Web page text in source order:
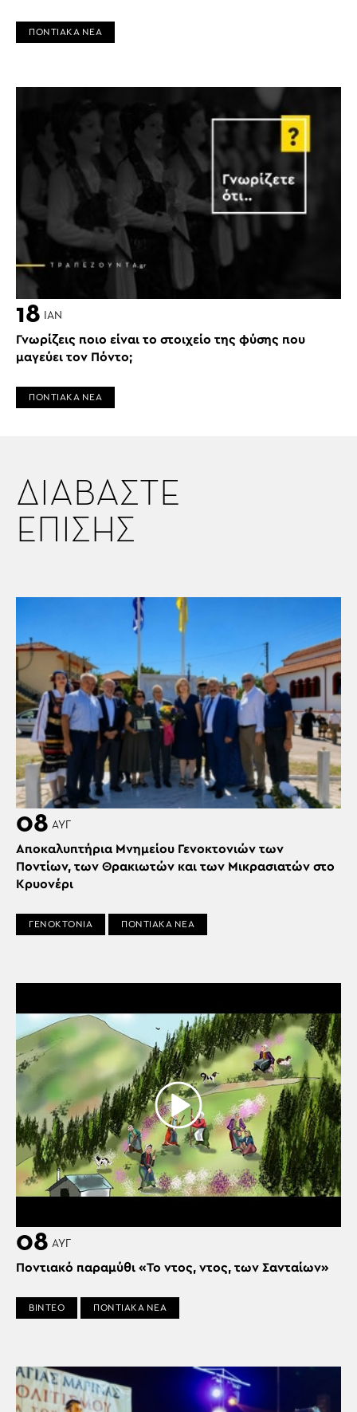
ΠΟΝΤΙΑΚΑ ΝΕΑ
18 ΙΑΝ
Γνωρίζεις ποιο είναι το στοιχείο της φύσης που
μαγεύει τον Πόντο;
ΠΟΝΤΙΑΚΑ ΝΕΑ
ΔΙΑΒΑΣΤΕ
ΕΠΙΣΗΣ
08 ΑΥΓ
Αποκαλυπτήρια Μνημείου Γενοκτονιών των
Ποντίων, των Θρακιωτών και των Μικρασιατών στο
Κρυονέρι
ΓΕΝΟΚΤΟΝΙΑ ΠΟΝΤΙΑΚΑ ΝΕΑ
08 ΑΥΓ
Ποντιακό παραμύθι «Το ντος, ντος, των Σανταίων»
ΒΙΝΤΕΟ ΠΟΝΤΙΑΚΑ ΝΕΑ